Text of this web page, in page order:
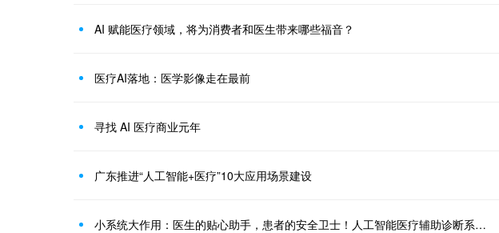
AI 赋能医疗领域，将为消费者和医生带来哪些福音？
医疗AI落地：医学影像走在最前
寻找 AI 医疗商业元年
广东推进“人工智能+医疗”10大应用场景建设
小系统大作用：医生的贴心助手，患者的安全卫士！人工智能医疗辅助诊断系统正式在我院上岗啦！